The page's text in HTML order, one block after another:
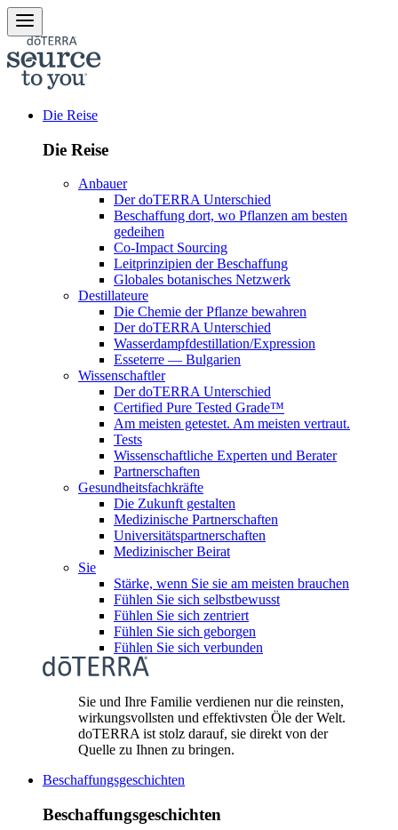
Die Reise
Die Reise
Anbauer
Der doTERRA Unterschied
Beschaffung dort, wo Pflanzen am besten
gedeihen
Co-Impact Sourcing
Leitprinzipien der Beschaffung
Globales botanisches Netzwerk
Destillateure
Die Chemie der Pflanze bewahren
Der doTERRA Unterschied
Wasserdampfdestillation/Expression
Esseterre — Bulgarien
Wissenschaftler
Der doTERRA Unterschied
Certified Pure Tested Grade™
Am meisten getestet. Am meisten vertraut.
Tests
Wissenschaftliche Experten und Berater
Partnerschaften
Gesundheitsfachkräfte
Die Zukunft gestalten
Medizinische Partnerschaften
Universitätspartnerschaften
Medizinischer Beirat
Sie
Stärke, wenn Sie sie am meisten brauchen
Fühlen Sie sich selbstbewusst
Fühlen Sie sich zentriert
Fühlen Sie sich geborgen
Fühlen Sie sich verbunden
Sie und Ihre Familie verdienen nur die reinsten,
wirkungsvollsten und effektivsten Öle der Welt.
doTERRA ist stolz darauf, sie direkt von der
Quelle zu Ihnen zu bringen.
Beschaffungsgeschichten
Beschaffungsgeschichten